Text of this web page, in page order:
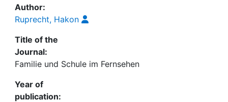
Author:
Ruprecht, Hakon
Title of the
Journal:
Familie und Schule im Fernsehen
Year of
publication: